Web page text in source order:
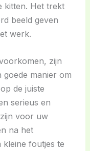
kitten. Het trekt
beeld geven
werk.
zijn
goede manier om
de juiste
serieus en
voor uw
na het
foutjes te